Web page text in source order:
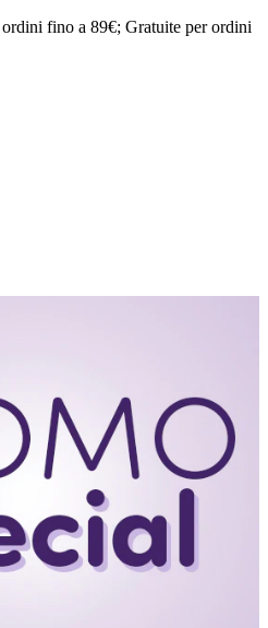
ordini fino a 89€; Gratuite perordini